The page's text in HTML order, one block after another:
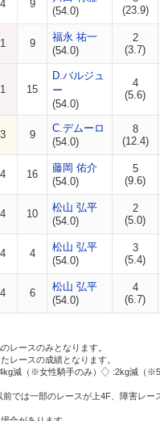
4 9
(54.0)
(23.9)
1 9
福永 祐一
(54.0)
2
(3.7)
1 15
D.バルジュ
ー
(54.0)
4
(5.6)
3 9
C.デムーロ
(54.0)
8
(12.4)
4 16
藤岡 佑介
(54.0)
5
(9.6)
4 10
松山 弘平
(54.0)
2
(5.0)
4 4
松山 弘平
(54.0)
3
(5.4)
4 6
松山 弘平
(54.0)
4
(6.7)
レースのみとなります。
レースの成績となります。
減（※女性騎手のみ）
:2kg減（
では一部のレースが上4F、障害レー